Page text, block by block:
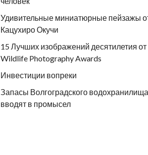
Удивительные миниатюрные пейзажы
Кацухиро Окучи
15 Лучших изображений десятилетия от
Wildlife Photography Awards
Инвестиции вопреки
Запасы Волгоградского водохранилища
вводят в промысел